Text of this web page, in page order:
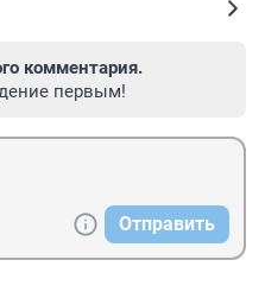
комментария.
первым!
Отправить